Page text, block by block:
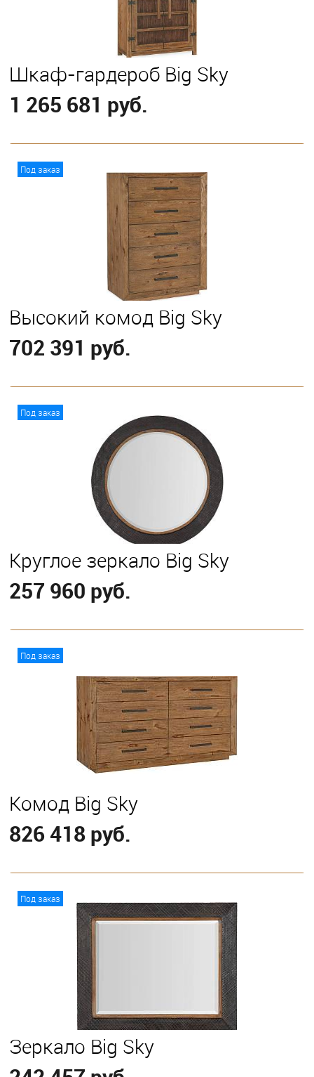
Шкаф-гардероб Big Sky
1 265 681 руб.
Под заказ
Высокий комод Big Sky
702 391 руб.
Под заказ
Круглое зеркало Big Sky
257 960 руб.
Под заказ
Комод Big Sky
826 418 руб.
Под заказ
Зеркало Big Sky